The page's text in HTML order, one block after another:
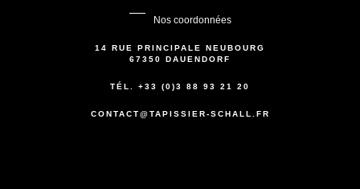
Nos coordonnées
14 RUE PRINCIPALE NEUBOURG
67350 DAUENDORF
TÉL. +33 (0)3 88 93 21 20
CONTACT@TAPISSIER-SCHALL.FR